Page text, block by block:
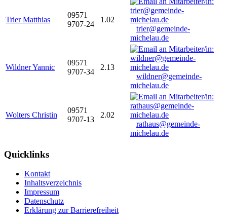
Trier Matthias
09571
9707-24
1.02
trier@gemeinde-
michelau.de
Wildner Yannic
09571
9707-34
2.13
wildner@gemeinde-
michelau.de
Wolters Christin
09571
9707-13
2.02
rathaus@gemeinde-
michelau.de
Quicklinks
Kontakt
Inhaltsverzeichnis
Impressum
Datenschutz
Erklärung zur Barrierefreiheit